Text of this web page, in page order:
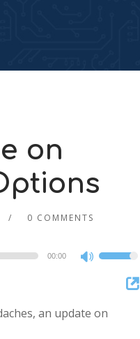
on
0 COMMENTS
00:00
Use
Up/Down
keys
an update on